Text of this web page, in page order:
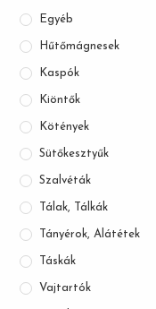
Egyéb
Hűtőmágnesek
Kaspók
Kiöntők
Kötények
Sütőkesztyűk
Szalvéták
Tálak, Tálkák
Tányérok, Alátétek
Táskák
Vajtartók